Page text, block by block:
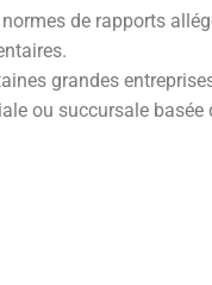
de rapports
grandes
ou succursale basée